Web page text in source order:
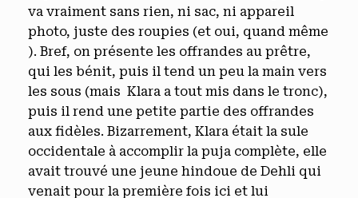
va vraiment sans rien, ni sac, ni appareil
photo, juste des roupies (et oui, quand même
). Bref, on présente les offrandes au prêtre,
qui les bénit, puis il tend un peu la main vers
les sous (mais Klara a tout mis dans le tronc),
puis il rend une petite partie des offrandes
aux fidèles. Bizarrement, Klara était la sule
occidentale à accomplir la puja complète, elle
avait trouvé une jeune hindoue de Dehli qui
venait pour la première fois ici et lui